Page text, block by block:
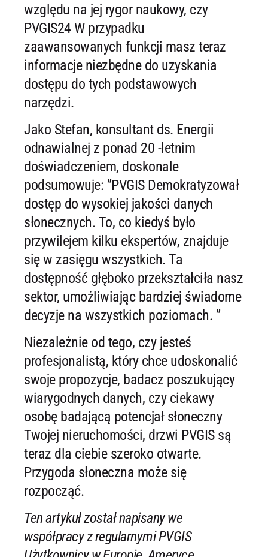
względu na jej rygor naukowy, czy
PVGIS24 W przypadku
zaawansowanych funkcji masz teraz
informacje niezbędne do uzyskania
dostępu do tych podstawowych
narzędzi.
Jako Stefan, konsultant ds. Energii
odnawialnej z ponad 20 -letnim
doświadczeniem, doskonale
podsumowuje: ”PVGIS Demokratyzował
dostęp do wysokiej jakości danych
słonecznych. To, co kiedyś było
przywilejem kilku ekspertów, znajduje
się w zasięgu wszystkich. Ta
dostępność głęboko przekształciła nasz
sektor, umożliwiając bardziej świadome
decyzje na wszystkich poziomach. ”
Niezależnie od tego, czy jesteś
profesjonalistą, który chce udoskonalić
swoje propozycje, badacz poszukujący
wiarygodnych danych, czy ciekawy
osobę badającą potencjał słoneczny
Twojej nieruchomości, drzwi PVGIS są
teraz dla ciebie szeroko otwarte.
Przygoda słoneczna może się
rozpocząć.
Ten artykuł został napisany we
współpracy z regularnymi PVGIS